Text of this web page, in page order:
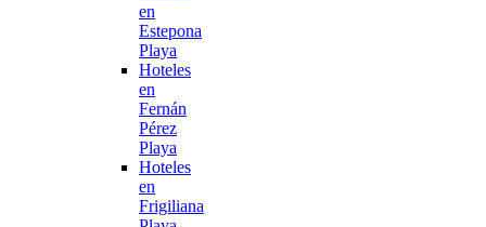
en
Estepona
Playa
Hoteles
en
Fernán
Pérez
Playa
Hoteles
en
Frigiliana